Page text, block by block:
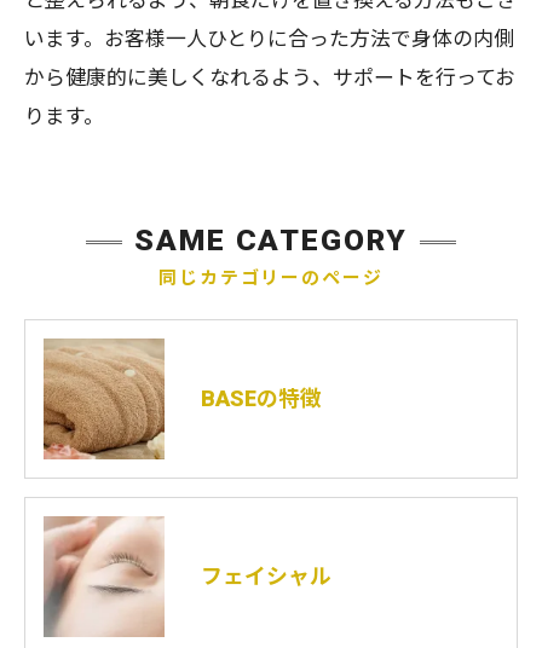
います。お客様一人ひとりに合った方法で身体の内側
から健康的に美しくなれるよう、サポートを行ってお
ります。
同じカテゴリーのページ
SAME CATEGORY
BASEの特徴
フェイシャル